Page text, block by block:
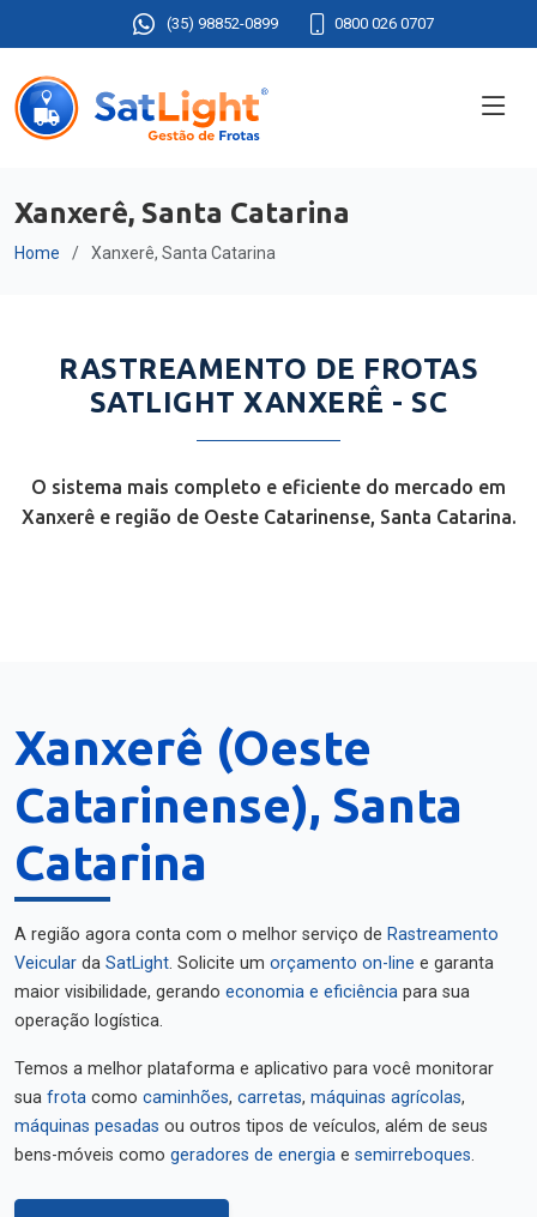
(35) 98852-0899 0800 026 0707
Xanxerê, Santa Catarina
Home Xanxerê, Santa Catarina
RASTREAMENTO DE FROTAS
SATLIGHT XANXERÊ - SC
O sistema mais completo e eficiente do mercado em
Xanxerê e região de Oeste Catarinense, Santa Catarina.
Xanxerê (Oeste
Catarinense), Santa
Catarina
A região agora conta com o melhor serviço de Rastreamento
Veicular da SatLight. Solicite um orçamento on-line e garanta
maior visibilidade, gerando economia e eficiência para sua
operação logística.
Temos a melhor plataforma e aplicativo para você monitorar
sua frota como caminhões, carretas, máquinas agrícolas,
máquinas pesadas ou outros tipos de veículos, além de seus
bens-móveis como geradores de energia e semirreboques.